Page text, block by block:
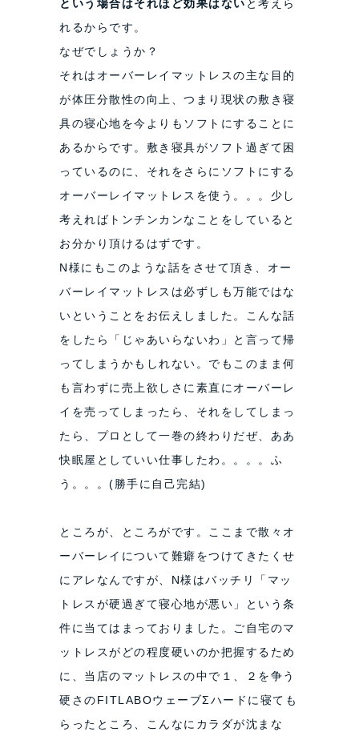
という場合はそれほど効果はない と考えら
れるからです。
なぜでしょうか？
それはオーバーレイマットレスの主な目的
が体圧分散性の向上、つまり現状の敷き寝
具の寝心地を今よりもソフトにすることに
あるからです。敷き寝具がソフト過ぎて困
っているのに、それをさらにソフトにする
オーバーレイマットレスを使う。。。少し
考えればトンチンカンなことをしていると
お分かり頂けるはずです。
N様にもこのような話をさせて頂き、オー
バーレイマットレスは必ずしも万能ではな
いということをお伝えしました。こんな話
をしたら「じゃあいらないわ」と言って帰
ってしまうかもしれない。でもこのまま何
も言わずに売上欲しさに素直にオーバーレ
イを売ってしまったら、それをしてしまっ
たら、プロとして一巻の終わりだぜ、ああ
快眠屋としていい仕事したわ。。。。ふ
う。。。(勝手に自己完結)
ところが、ところがです。ここまで散々オ
ーバーレイについて難癖をつけてきたくせ
にアレなんですが、N様はバッチリ「マッ
トレスが硬過ぎて寝心地が悪い」という条
件に当てはまっておりました。ご自宅のマ
ットレスがどの程度硬いのか把握するため
に、当店のマットレスの中で１、２を争う
硬さのFITLABOウェーブΣハードに寝ても
らったところ、こんなにカラダが沈まな